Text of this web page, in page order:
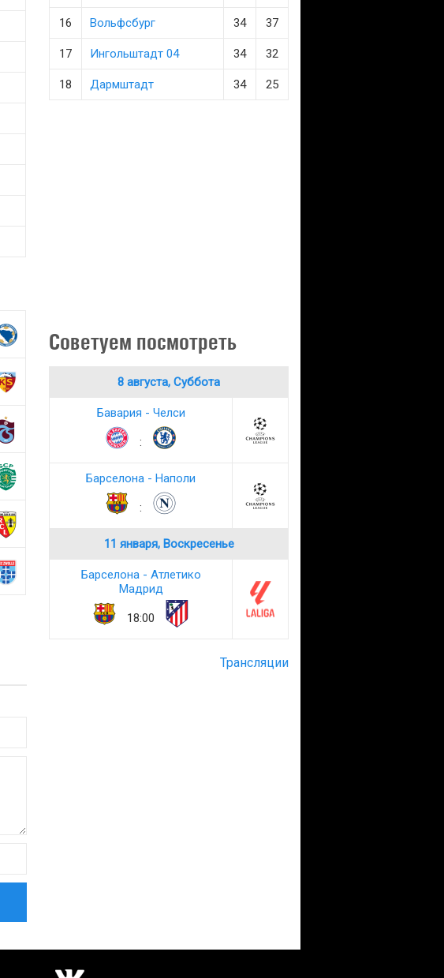
16 Вольфсбург 34 37
17 Ингольштадт 04 34 32
18 Дармштадт 34 25
Советуем посмотреть
8 августа, Суббота
Бавария - Челси
:
Барселона - Наполи
:
11 января, Воскресенье
Барселона - Атлетико
Мадрид
18:00
Трансляции